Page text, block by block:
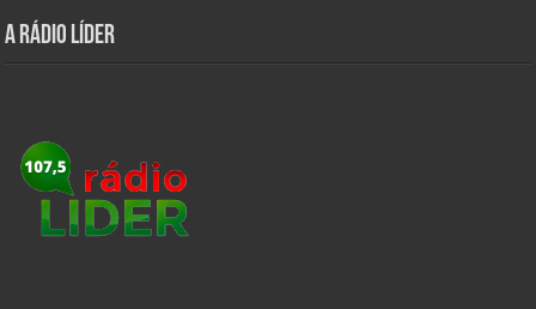
A Rádio Líder